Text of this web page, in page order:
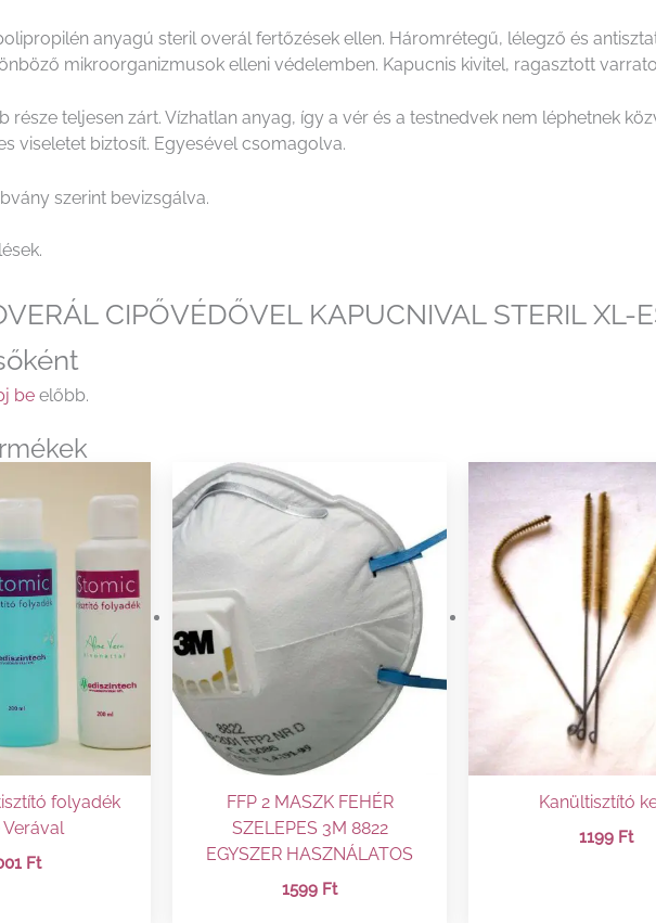
anyagú steril overál fertőzések ellen. Háromrétegű, lélegző és
mikroorganizmusok elleni védelemben. Kapucnis kivitel, ragasztott
része teljesen zárt. Vízhatlan anyag, így a vér és a testnedvek nem léphetnek
viseletet biztosít. Egyesével csomagolva.
szerint bevizsgálva.
CIPŐVÉDŐVEL KAPUCNIVAL STERIL XL-
be előbb.
folyadék
Ft
FFP 2 MASZK FEHÉR
SZELEPES 3M 8822
EGYSZER HASZNÁLATOS
1599 Ft
Kanültisztító
1199 Ft